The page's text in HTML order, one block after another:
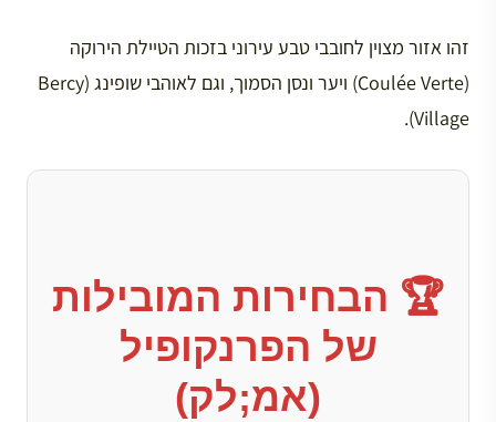
זהו אזור מצוין לחובבי טבע עירוני בזכות הטיילת הירוקה
(Coulée Verte) ויער ונסן הסמוך, וגם לאוהבי שופינג (Bercy
Village).
🏆 הבחירות המובילות
של הפרנקופיל
(אמ;לק)